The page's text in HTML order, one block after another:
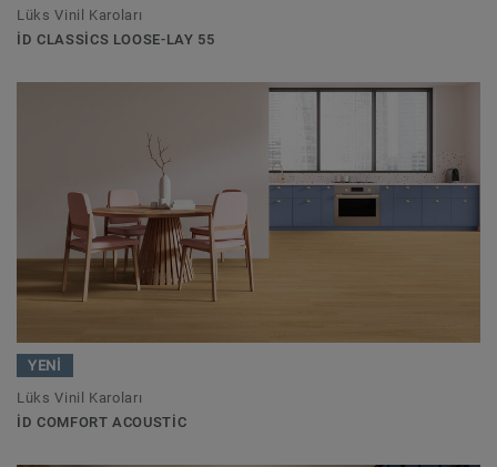
Lüks Vinil Karoları
ID CLASSICS LOOSE-LAY 55
YENİ
Lüks Vinil Karoları
ID COMFORT ACOUSTIC